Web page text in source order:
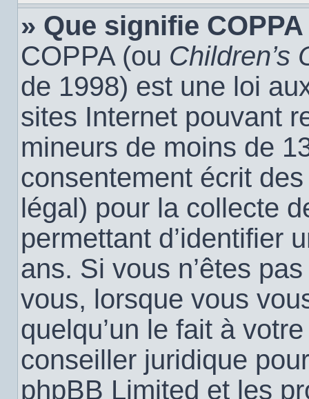
» Que signifie
COPPA (ou Children’s
de 1998) est une loi
sites Internet pouvant
mineurs de moins de
consentement écrit
légal) pour la collecte
permettant d’identifier
ans. Si vous n’êtes
vous, lorsque vous
quelqu’un le fait à
conseiller juridique
phpBB Limited et les